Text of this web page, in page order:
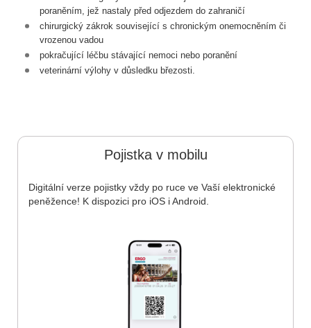
poraněním, jež nastaly před odjezdem do zahraničí
chirurgický zákrok související s chronickým onemocněním či
vrozenou vadou
pokračující léčbu stávající nemoci nebo poranění
veterinární výlohy v důsledku březosti.
Pojistka v mobilu
Digitální verze pojistky vždy po ruce ve Vaší elektronické
peněžence! K dispozici pro iOS i Android.